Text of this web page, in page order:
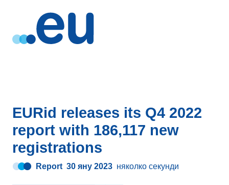
EURid releases its Q4 2022
report with 186,117 new
registrations
Report 30 яну 2023 няколко секунди